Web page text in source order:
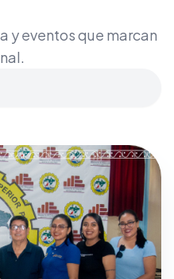
y eventos que marcan